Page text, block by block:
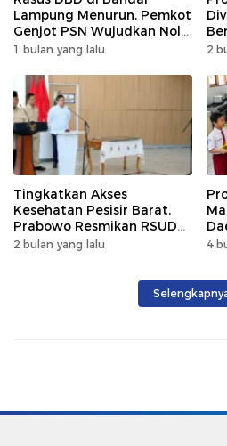
Lampung Menurun, Pemkot
Genjot PSN Wujudkan Nol
Kematian
1 bulan yang lalu 2
Tingkatkan Akses
Kesehatan Pesisir Barat,
Prabowo Resmikan RSUD
KH Muhammad Thohir
2 bulan yang lalu 4